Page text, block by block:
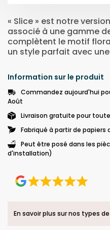
« Slice » est notre
associé à une gamme
complètent le motif
un style parfait avec
Information sur le produit
Commandez aujourd'hui
Août
Livraison gratuite pour
Fabriqué à partir de
Peut être posé dans les
d'installation)
En savoir plus sur nos types